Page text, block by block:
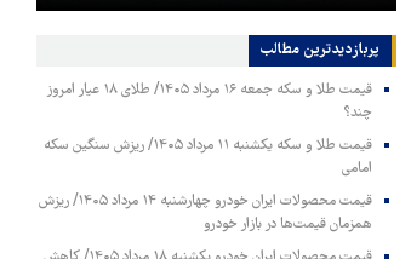
پربازدیدترین‌ مطالب
قیمت طلا و سکه جمعه ۱۶ مرداد ۱۴۰۵/ طلای ۱۸ عیار امروز
چند؟
قیمت طلا و سکه یکشنبه ۱۱ مرداد ۱۴۰۵/ ریزش سنگین سکه
امامی
قیمت محصولات ایران خودرو چهارشنبه ۱۴ مرداد ۱۴۰۵/ ریزش
همزمان قیمت‌ها در بازار خودرو